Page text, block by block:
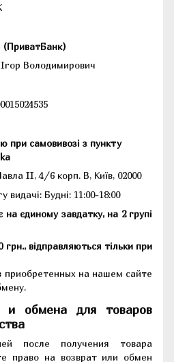
(ПриватБанк)
Володимирович
самовивозі з пункту
II, 4/6 корп. В, Київ, 02000
видачі: Будні: 11:00-18:00
єдиному завдатку, на 2 групі
відправляються тільки при
приобретенных на нашем сайте
и обмена для товаров
после получения товара
право на возврат или обмен